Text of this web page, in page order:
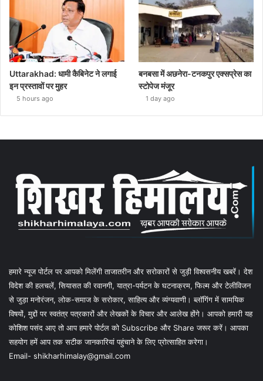
Uttarakhad: धामी कैबिनेट ने लगाई
इन प्रस्तावों पर मुहर
5 hours ago
बनबसा में अछनेरा-टनकपुर एक्सप्रेस का
स्टोपेज मंजूर
1 day ago
हमारे न्यूज पोर्टल पर आपको मिलेंगी ताजातरीन और सरोकारों से जुड़ी विश्वसनीय खबरें। देश
विदेश की हलचलें, सियासत की रवानगी, यात्रा-पर्यटन के घटनाक्रम, फिल्म और टेलीविजन
से जुड़ा मनोरंजन, लोक-समाज के सरोकार, साहित्य और व्यंग्यवाणी। ब्लॉगिंग में सामयिक
विषयों, मुद्दों पर स्वतंत्र पत्रकारों और लेखकों के विचार और आलेख होंगे। आपको हमारी यह
कोशिश पसंद आए तो आप हमारे पोर्टल को Subscribe और Share जरूर करें। आपका
सहयोग हमें आप तक सटीक जानकारियां पहुंचाने के लिए प्रोत्साहित करेगा।
Email- shikharhimalay@gmail.com